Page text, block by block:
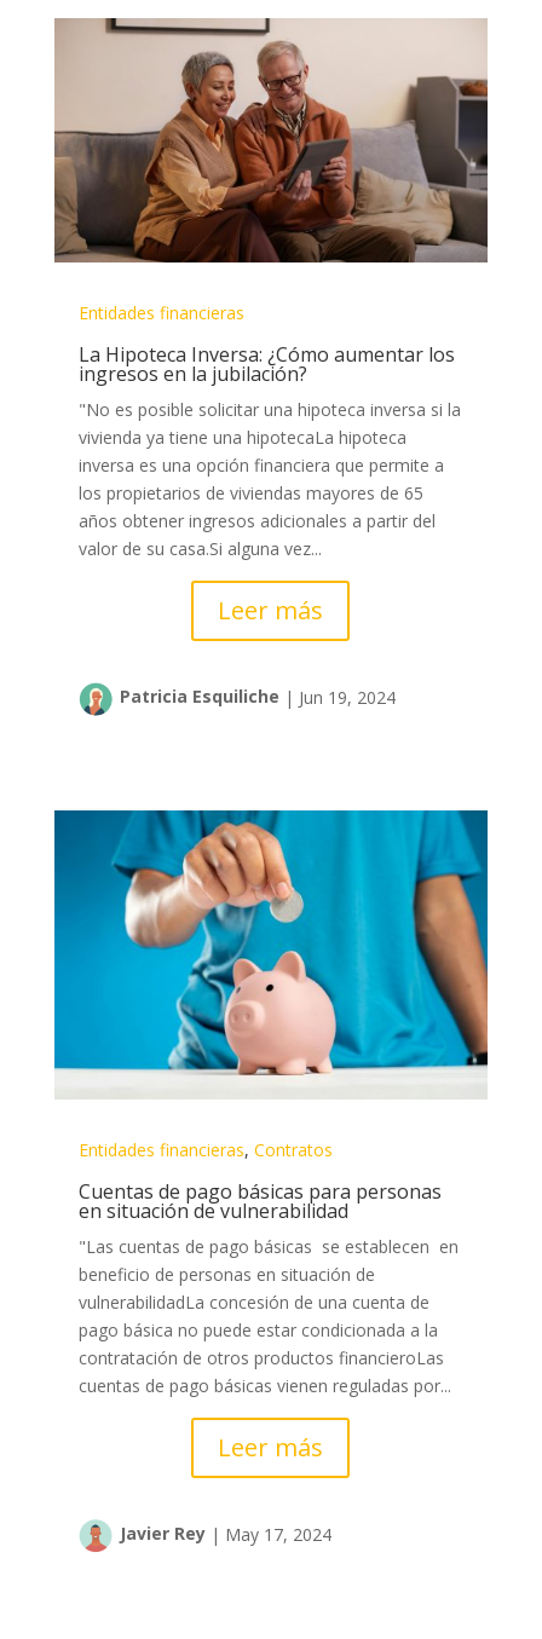
Entidades financieras
La Hipoteca Inversa: ¿Cómo aumentar los
ingresos en la jubilación?
"No es posible solicitar una hipoteca inversa si la
vivienda ya tiene una hipotecaLa hipoteca
inversa es una opción financiera que permite a
los propietarios de viviendas mayores de 65
años obtener ingresos adicionales a partir del
valor de su casa.Si alguna vez...
Leer más
Patricia Esquiliche | Jun 19, 2024
Entidades financieras, Contratos
Cuentas de pago básicas para personas
en situación de vulnerabilidad
"Las cuentas de pago básicas se establecen en
beneficio de personas en situación de
vulnerabilidadLa concesión de una cuenta de
pago básica no puede estar condicionada a la
contratación de otros productos financieroLas
cuentas de pago básicas vienen reguladas por...
Leer más
Javier Rey| May 17, 2024